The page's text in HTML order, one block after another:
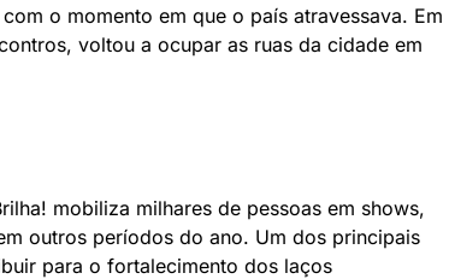
o momento em que o país atravessava. Em
voltou a ocupar as ruas da cidade em
mobiliza milhares de pessoas em shows,
outros períodos do ano. Um dos principais
para o fortalecimento dos laços